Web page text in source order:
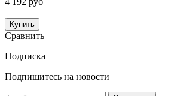
Купить
Сравнить
Подписка
Подпишитесь на новости